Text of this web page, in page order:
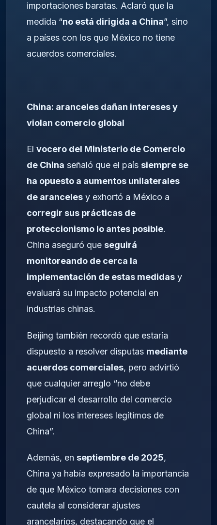
importaciones baratas. Aclaró que la
medida “no está dirigida a China”, sino
a países con los que México no tiene
acuerdos comerciales.
China: aranceles dañan intereses y
violan comercio global
El vocero del Ministerio de Comercio
de China señaló que el país siempre se
ha opuesto a aumentos unilaterales
de aranceles y exhortó a México a
corregir sus prácticas de
proteccionismo lo antes posible.
China aseguró que seguirá
monitoreando de cerca la
implementación de estas medidas y
evaluará su impacto potencial en
industrias chinas.
Beijing también recordó que estaría
dispuesto a resolver disputas mediante
acuerdos comerciales, pero advirtió
que cualquier arreglo “no debe
perjudicar el desarrollo del comercio
global ni los intereses legítimos de
China”.
Además, en septiembre de 2025,
China ya había expresado la importancia
de que México tomara decisiones con
cautela al considerar ajustes
arancelarios, destacando que el